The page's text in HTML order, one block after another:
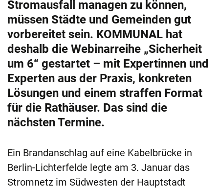
Stromausfall managen zu können,
müssen Städte und Gemeinden gut
vorbereitet sein. KOMMUNAL hat
deshalb die Webinarreihe „Sicherheit
um 6“ gestartet – mit Expertinnen und
Experten aus der Praxis, konkreten
Lösungen und einem straffen Format
für die Rathäuser. Das sind die
nächsten Termine.
Ein Brandanschlag auf eine Kabelbrücke in
Berlin-Lichterfelde legte am 3. Januar das
Stromnetz im Südwesten der Hauptstadt